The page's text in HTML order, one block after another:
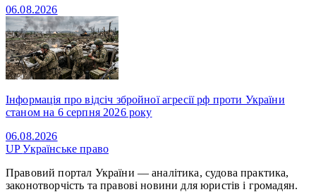
06.08.2026
Інформація про відсіч збройної агресії рф проти України
станом на 6 серпня 2026 року
06.08.2026
UPУкраїнське право
Правовий портал України — аналітика, судова практика,
законотворчість та правові новини для юристів і громадян.